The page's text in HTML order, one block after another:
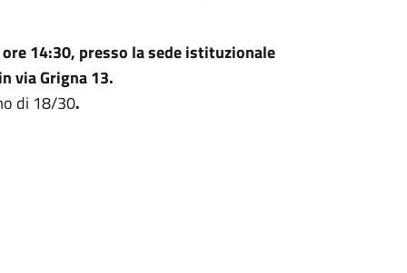
14:30, presso la sede istituzionale
via Grigna 13.
di 18/30.